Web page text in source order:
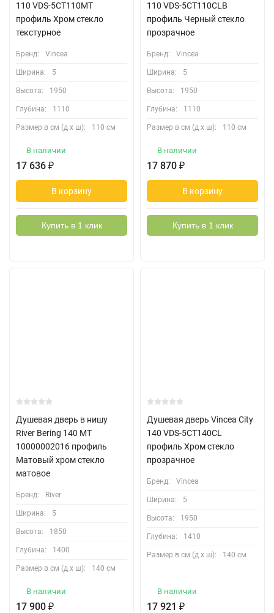
110 VDS-5CT110MT
профиль Хром стекло
текстурное
Бренд: Vincea
Ширина: 5
Высота: 1950
Глубина: 1110
Размер в см (д х ш): 110 см
В наличии
17 636 ₽
В корзину
Купить в 1 клик
110 VDS-5CT110CLB
профиль Черный стекло
прозрачное
Бренд: Vincea
Ширина: 5
Высота: 1950
Глубина: 1110
Размер в см (д х ш): 110 см
В наличии
17 870 ₽
В корзину
Купить в 1 клик
Душевая дверь в нишу
River Bering 140 МТ
10000002016 профиль
Матовый хром стекло
матовое
Бренд: River
Ширина: 5
Высота: 1850
Глубина: 1400
Размер в см (д х ш): 140 см
В наличии
17 900 ₽
Душевая дверь Vincea City
140 VDS-5CT140CL
профиль Хром стекло
прозрачное
Бренд: Vincea
Ширина: 5
Высота: 1950
Глубина: 1410
Размер в см (д х ш): 140 см
В наличии
17 921 ₽